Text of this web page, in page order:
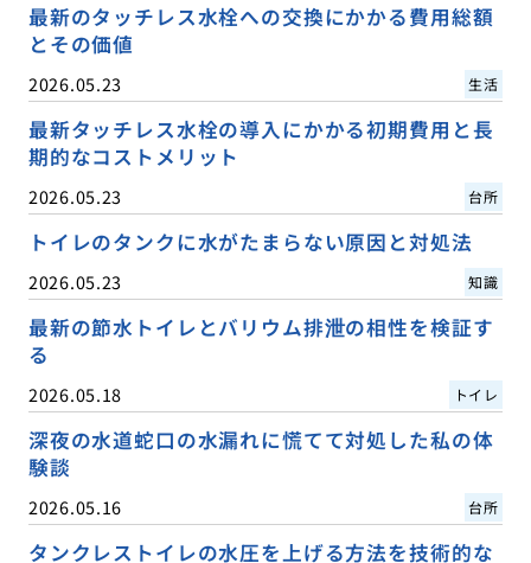
最新のタッチレス水栓への交換にかかる費用総額
とその価値
2026.05.23 生活
最新タッチレス水栓の導入にかかる初期費用と長
期的なコストメリット
2026.05.23 台所
トイレのタンクに水がたまらない原因と対処法
2026.05.23 知識
最新の節水トイレとバリウム排泄の相性を検証す
る
2026.05.18 トイレ
深夜の水道蛇口の水漏れに慌てて対処した私の体
験談
2026.05.16 台所
タンクレストイレの水圧を上げる方法を技術的な